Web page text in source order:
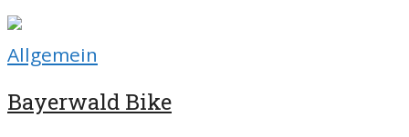
Allgemein
Bayerwald Bike